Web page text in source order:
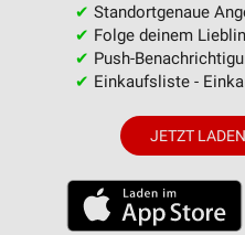
✔ Standortgenaue
✔ Folge deinem
✔ Push-
✔ Einkaufsliste -
JETZT